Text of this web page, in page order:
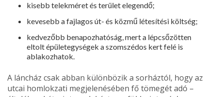
kisebb telekméret és terület ele­gendő;
kevesebb a fajlagos út- és közmű létesítési költség;
kedvezőbb benapozhatóság, mert a lépcsőzötten
eltolt épület­egységek a szomszédos kert felé is
ablakozhatok.
A láncház csak abban különbözik a sorháztól, hogy az
utcai homlokzati megjelenésében fő tömegét adó –